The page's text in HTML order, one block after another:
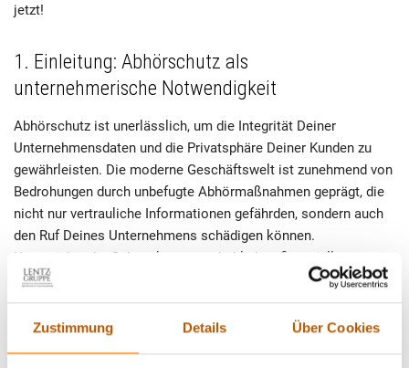
Zustimmung Details Über Cookies
jetzt!
1. Einleitung: Abhörschutz als
unternehmerische Notwendigkeit
Abhörschutz ist unerlässlich, um die Integrität Deiner
Unternehmensdaten und die Privatsphäre Deiner Kunden zu
gewährleisten. Die moderne Geschäftswelt ist zunehmend von
Bedrohungen durch unbefugte Abhörmaßnahmen geprägt, die
nicht nur vertrauliche Informationen gefährden, sondern auch
den Ruf Deines Unternehmens schädigen können.
Unzureichender Schutz kann zu erheblichen finanziellen
Verlusten führen und das Vertrauen in Deine Marke
untergraben. Unternehmen müssen sich der Tatsache bewusst
sein, dass ihre sensiblen Gespräche und Daten ein attraktives